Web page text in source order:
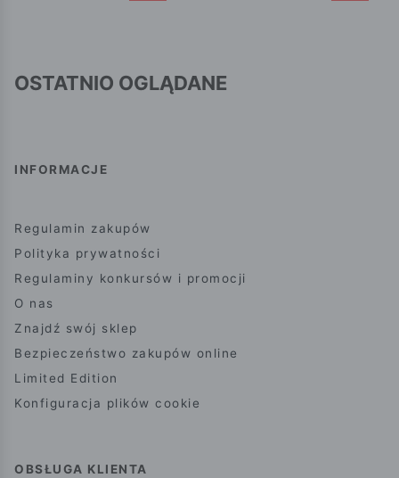
OSTATNIO OGLĄDANE
INFORMACJE
Regulamin zakupów
Polityka prywatności
Regulaminy konkursów i promocji
O nas
Znajdź swój sklep
Bezpieczeństwo zakupów online
Limited Edition
Konfiguracja plików cookie
OBSŁUGA KLIENTA